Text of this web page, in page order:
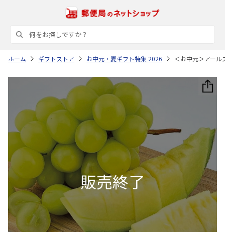
ホーム ギフトストア お中元・夏ギフト特集 2026 ＜お中元＞アー